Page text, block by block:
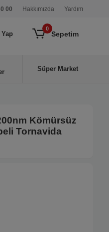
00 Hakkımızda Yardım
0
Sepetim
Süper Market
Kömürsüz
Tornavida